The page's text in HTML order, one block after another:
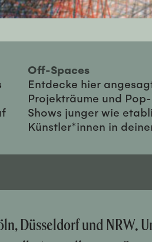
Off-Spaces
Entdecke hier
Projekträume und
Shows junger wie
Künstler*innen in
Düsseldorf und NRW.